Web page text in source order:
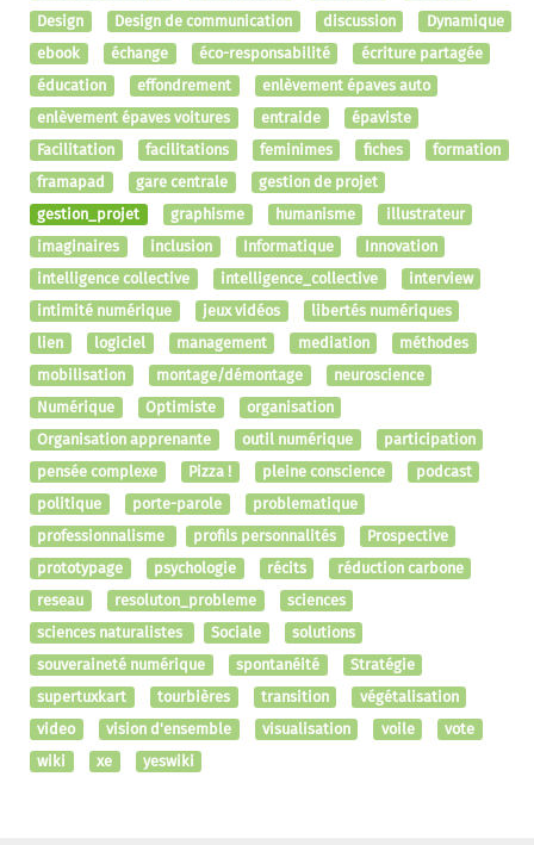
Design
Design de communication discussion
Dynamique
ebook
échange éco-responsabilité
écriture partagée
éducation
effondrement
enlèvement épaves auto
enlèvement épaves voitures
entraide
épaviste
Facilitation
facilitations feminimes fiches
formation
framapad
gare centrale
gestion de projet
gestion_projet
graphisme humanisme
illustrateur
imaginaires
inclusion Informatique
Innovation
intelligence collective
intelligence_collective
interview
intimité numérique
jeux vidéos
libertés numériques
lien
logiciel management mediation
méthodes
mobilisation
montage/démontage
neuroscience
Numérique
Optimiste
organisation
Organisation apprenante
outil numérique
participation
pensée complexe
Pizza ! pleine conscience
podcast
politique
porte-parole
problematique
professionnalisme
profils personnalités
Prospective
prototypage
psychologie récits
réduction carbone
reseau
resoluton_probleme
sciences
sciences naturalistes
Sociale
solutions
souveraineté numérique
spontanéité
Stratégie
supertuxkart
tourbières transition
végétalisation
video
vision d'ensemble visualisation voile
vote
wiki
xe yeswiki